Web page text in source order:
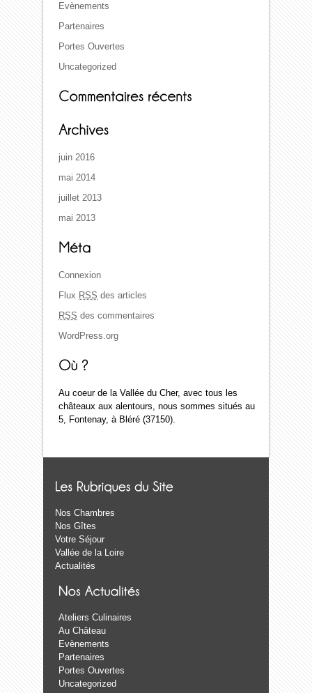
Evènements
Partenaires
Portes Ouvertes
Uncategorized
juin 2016
mai 2014
juillet 2013
mai 2013
Connexion
Flux RSS des articles
RSS des commentaires
WordPress.org
Au coeur de la Vallée du Cher, avec tous les
châteaux aux alentours, nous sommes situés au
5, Fontenay, à Bléré (37150).
Nos Chambres
Nos Gîtes
Votre Séjour
Vallée de la Loire
Actualités
Ateliers Culinaires
Au Château
Evènements
Partenaires
Portes Ouvertes
Uncategorized